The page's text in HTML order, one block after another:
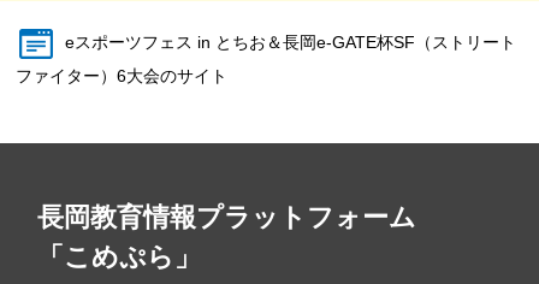
eスポーツフェス in とちお＆長岡e-GATE杯SF（ストリート
ファイター）6大会のサイト
長岡教育情報プラットフォーム
「こめぷら」